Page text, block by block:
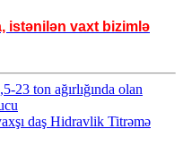
istənilən vaxt bizimlə
23 ton ağırlığında olan
daş Hidravlik Titrəmə